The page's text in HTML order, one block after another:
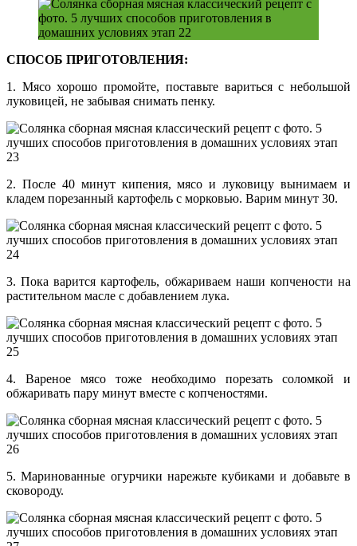
СПОСОБ ПРИГОТОВЛЕНИЯ:
1. Мясо хорошо промойте, поставьте вариться с небольшой
луковицей, не забывая снимать пенку.
2. После 40 минут кипения, мясо и луковицу вынимаем и
кладем порезанный картофель с морковью. Варим минут 30.
3. Пока варится картофель, обжариваем наши копчености на
растительном масле с добавлением лука.
4. Вареное мясо тоже необходимо порезать соломкой и
обжаривать пару минут вместе с копченостями.
5. Маринованные огурчики нарежьте кубиками и добавьте в
сковороду.